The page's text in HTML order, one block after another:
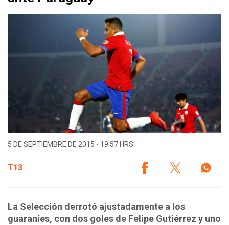
5 DE SEPTIEMBRE DE 2015 - 19:57 HRS.
T13
La Selección derrotó ajustadamente a los
guaraníes, con dos goles de Felipe Gutiérrez y uno